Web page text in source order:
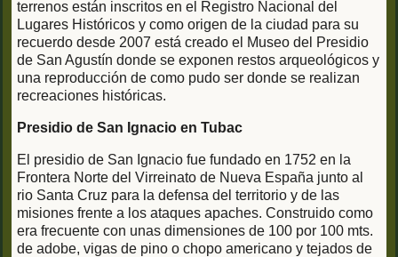
terrenos están inscritos en el Registro Nacional del
Lugares Históricos y como origen de la ciudad para su
recuerdo desde 2007 está creado el Museo del Presidio
de San Agustín donde se exponen restos arqueológicos y
una reproducción de como pudo ser donde se realizan
recreaciones históricas.
Presidio de San Ignacio en Tubac
El presidio de San Ignacio fue fundado en 1752 en la
Frontera Norte del Virreinato de Nueva España junto al
rio Santa Cruz para la defensa del territorio y de las
misiones frente a los ataques apaches. Construido como
era frecuente con unas dimensiones de 100 por 100 mts.
de adobe, vigas de pino o chopo americano y tejados de